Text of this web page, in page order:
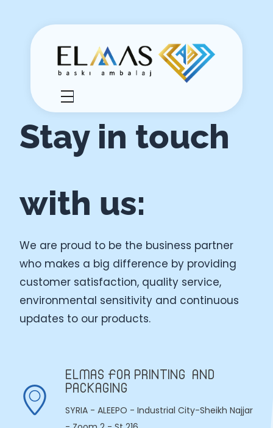
Elmas Ambalaj
Stay in touch
with us:
We are proud to be the business partner
who makes a big difference by providing
customer satisfaction, quality service,
environmental sensitivity and continuous
updates to our products.
ELMAS FOR PRINTING AND
PACKAGING
SYRIA - ALEEPO - Industrial City-Sheikh Najjar